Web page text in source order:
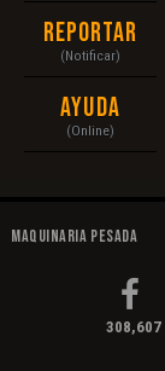
Reportar
(Notificar)
Ayuda
(Online)
Maquinaria Pesada
308,607